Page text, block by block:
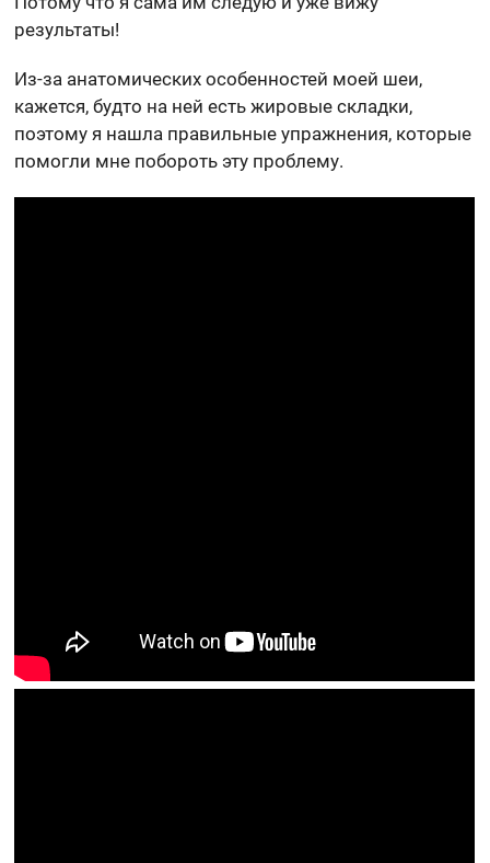
результаты!
Из-за анатомических особенностей моей шеи,
кажется, будто на ней есть жировые складки,
поэтому я нашла правильные упражнения, которые
помогли мне побороть эту проблему.